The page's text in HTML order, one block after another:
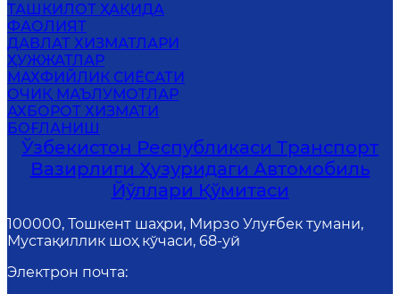
ТАШКИЛОТ ҲАҚИДА
ФАОЛИЯТ
ДАВЛАТ ХИЗМАТЛАРИ
ҲУЖЖАТЛАР
МАХФИЙЛИК СИЁСАТИ
ОЧИҚ МАЪЛУМОТЛАР
АХБОРОТ ХИЗМАТИ
БОҒЛАНИШ
Ўзбекистон Республикаси Транспорт
Вазирлиги Ҳузуридаги Автомобиль
Йўллари Қўмитаси
100000, Тошкент шаҳри, Мирзо Улуғбек тумани,
Мустақиллик шоҳ кўчаси, 68-уй
Электрон почта: